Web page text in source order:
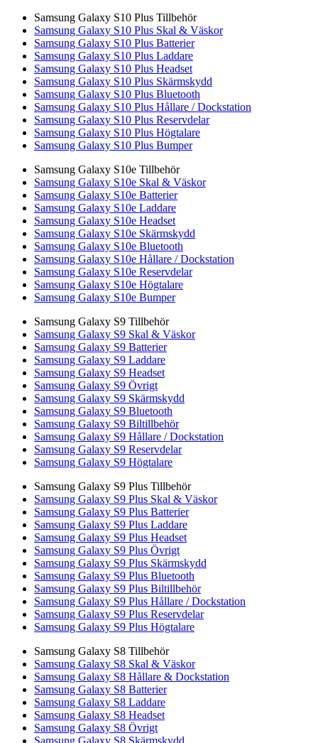
Samsung Galaxy S10 Plus Tillbehör
Samsung Galaxy S10 Plus Skal & Väskor
Samsung Galaxy S10 Plus Batterier
Samsung Galaxy S10 Plus Laddare
Samsung Galaxy S10 Plus Headset
Samsung Galaxy S10 Plus Skärmskydd
Samsung Galaxy S10 Plus Bluetooth
Samsung Galaxy S10 Plus Hållare / Dockstation
Samsung Galaxy S10 Plus Reservdelar
Samsung Galaxy S10 Plus Högtalare
Samsung Galaxy S10 Plus Bumper
Samsung Galaxy S10e Tillbehör
Samsung Galaxy S10e Skal & Väskor
Samsung Galaxy S10e Batterier
Samsung Galaxy S10e Laddare
Samsung Galaxy S10e Headset
Samsung Galaxy S10e Skärmskydd
Samsung Galaxy S10e Bluetooth
Samsung Galaxy S10e Hållare / Dockstation
Samsung Galaxy S10e Reservdelar
Samsung Galaxy S10e Högtalare
Samsung Galaxy S10e Bumper
Samsung Galaxy S9 Tillbehör
Samsung Galaxy S9 Skal & Väskor
Samsung Galaxy S9 Batterier
Samsung Galaxy S9 Laddare
Samsung Galaxy S9 Headset
Samsung Galaxy S9 Övrigt
Samsung Galaxy S9 Skärmskydd
Samsung Galaxy S9 Bluetooth
Samsung Galaxy S9 Biltillbehör
Samsung Galaxy S9 Hållare / Dockstation
Samsung Galaxy S9 Reservdelar
Samsung Galaxy S9 Högtalare
Samsung Galaxy S9 Plus Tillbehör
Samsung Galaxy S9 Plus Skal & Väskor
Samsung Galaxy S9 Plus Batterier
Samsung Galaxy S9 Plus Laddare
Samsung Galaxy S9 Plus Headset
Samsung Galaxy S9 Plus Övrigt
Samsung Galaxy S9 Plus Skärmskydd
Samsung Galaxy S9 Plus Bluetooth
Samsung Galaxy S9 Plus Biltillbehör
Samsung Galaxy S9 Plus Hållare / Dockstation
Samsung Galaxy S9 Plus Reservdelar
Samsung Galaxy S9 Plus Högtalare
Samsung Galaxy S8 Tillbehör
Samsung Galaxy S8 Skal & Väskor
Samsung Galaxy S8 Hållare & Dockstation
Samsung Galaxy S8 Batterier
Samsung Galaxy S8 Laddare
Samsung Galaxy S8 Headset
Samsung Galaxy S8 Övrigt
Samsung Galaxy S8 Skärmskydd